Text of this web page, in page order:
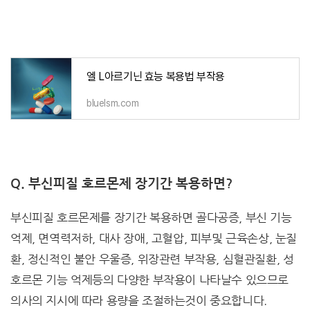
엘 L아르기닌 효능 복용법 부작용
bluelsm.com
Q. 부신피질 호르몬제 장기간 복용하면?
부신피질 호르몬제를 장기간 복용하면 골다공증, 부신 기능
억제, 면역력저하, 대사 장애, 고혈압, 피부및 근육손상, 눈질
환, 정신적인 불안 우울증, 위장관련 부작용, 심혈관질환, 성
호르몬 기능 억제등의 다양한 부작용이 나타날수 있으므로
의사의 지시에 따라 용량을 조절하는것이 중요합니다.